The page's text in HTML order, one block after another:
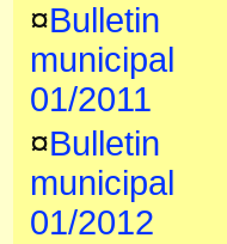
¤Bulletin
municipal
01/2011
¤Bulletin
municipal
01/2012